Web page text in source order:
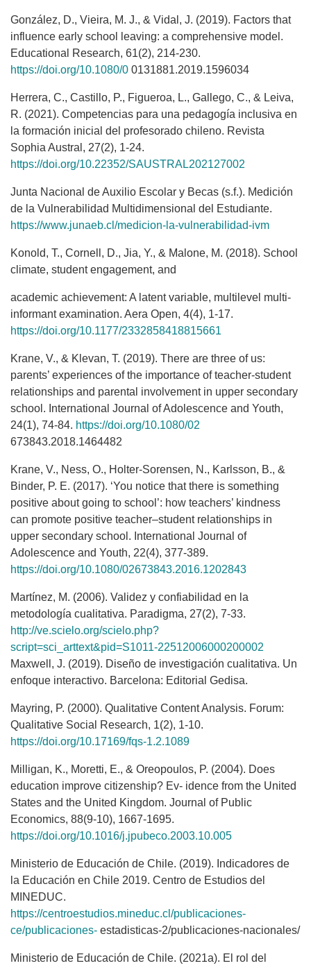
González, D., Vieira, M. J., & Vidal, J. (2019). Factors that
influence early school leaving: a comprehensive model.
Educational Research, 61(2), 214-230.
https://doi.org/10.1080/0 0131881.2019.1596034
Herrera, C., Castillo, P., Figueroa, L., Gallego, C., & Leiva,
R. (2021). Competencias para una pedagogía inclusiva en
la formación inicial del profesorado chileno. Revista
Sophia Austral, 27(2), 1-24.
https://doi.org/10.22352/SAUSTRAL202127002
Junta Nacional de Auxilio Escolar y Becas (s.f.). Medición
de la Vulnerabilidad Multidimensional del Estudiante.
https://www.junaeb.cl/medicion-la-vulnerabilidad-ivm
Konold, T., Cornell, D., Jia, Y., & Malone, M. (2018). School
climate, student engagement, and
academic achievement: A latent variable, multilevel multi-
informant examination. Aera Open, 4(4), 1-17.
https://doi.org/10.1177/2332858418815661
Krane, V., & Klevan, T. (2019). There are three of us:
parents’ experiences of the importance of teacher-student
relationships and parental involvement in upper secondary
school. International Journal of Adolescence and Youth,
24(1), 74-84. https://doi.org/10.1080/02
673843.2018.1464482
Krane, V., Ness, O., Holter-Sorensen, N., Karlsson, B., &
Binder, P. E. (2017). ‘You notice that there is something
positive about going to school’: how teachers’ kindness
can promote positive teacher–student relationships in
upper secondary school. International Journal of
Adolescence and Youth, 22(4), 377-389.
https://doi.org/10.1080/02673843.2016.1202843
Martínez, M. (2006). Validez y confiabilidad en la
metodología cualitativa. Paradigma, 27(2), 7-33.
http://ve.scielo.org/scielo.php?
script=sci_arttext&pid=S1011-22512006000200002
Maxwell, J. (2019). Diseño de investigación cualitativa. Un
enfoque interactivo. Barcelona: Editorial Gedisa.
Mayring, P. (2000). Qualitative Content Analysis. Forum:
Qualitative Social Research, 1(2), 1-10.
https://doi.org/10.17169/fqs-1.2.1089
Milligan, K., Moretti, E., & Oreopoulos, P. (2004). Does
education improve citizenship? Ev- idence from the United
States and the United Kingdom. Journal of Public
Economics, 88(9-10), 1667-1695.
https://doi.org/10.1016/j.jpubeco.2003.10.005
Ministerio de Educación de Chile. (2019). Indicadores de
la Educación en Chile 2019. Centro de Estudios del
MINEDUC.
https://centroestudios.mineduc.cl/publicaciones-
ce/publicaciones- estadisticas-2/publicaciones-nacionales/
Ministerio de Educación de Chile. (2021a). El rol del